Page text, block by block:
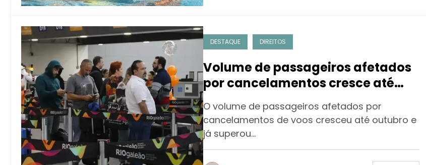
DESTAQUE DIREITOS
Volume de passageiros afetados
por cancelamentos cresce até
outubro e já supera todo 2023
O volume de passageiros afetados por
cancelamentos de voos cresceu até outubro e
já superou…